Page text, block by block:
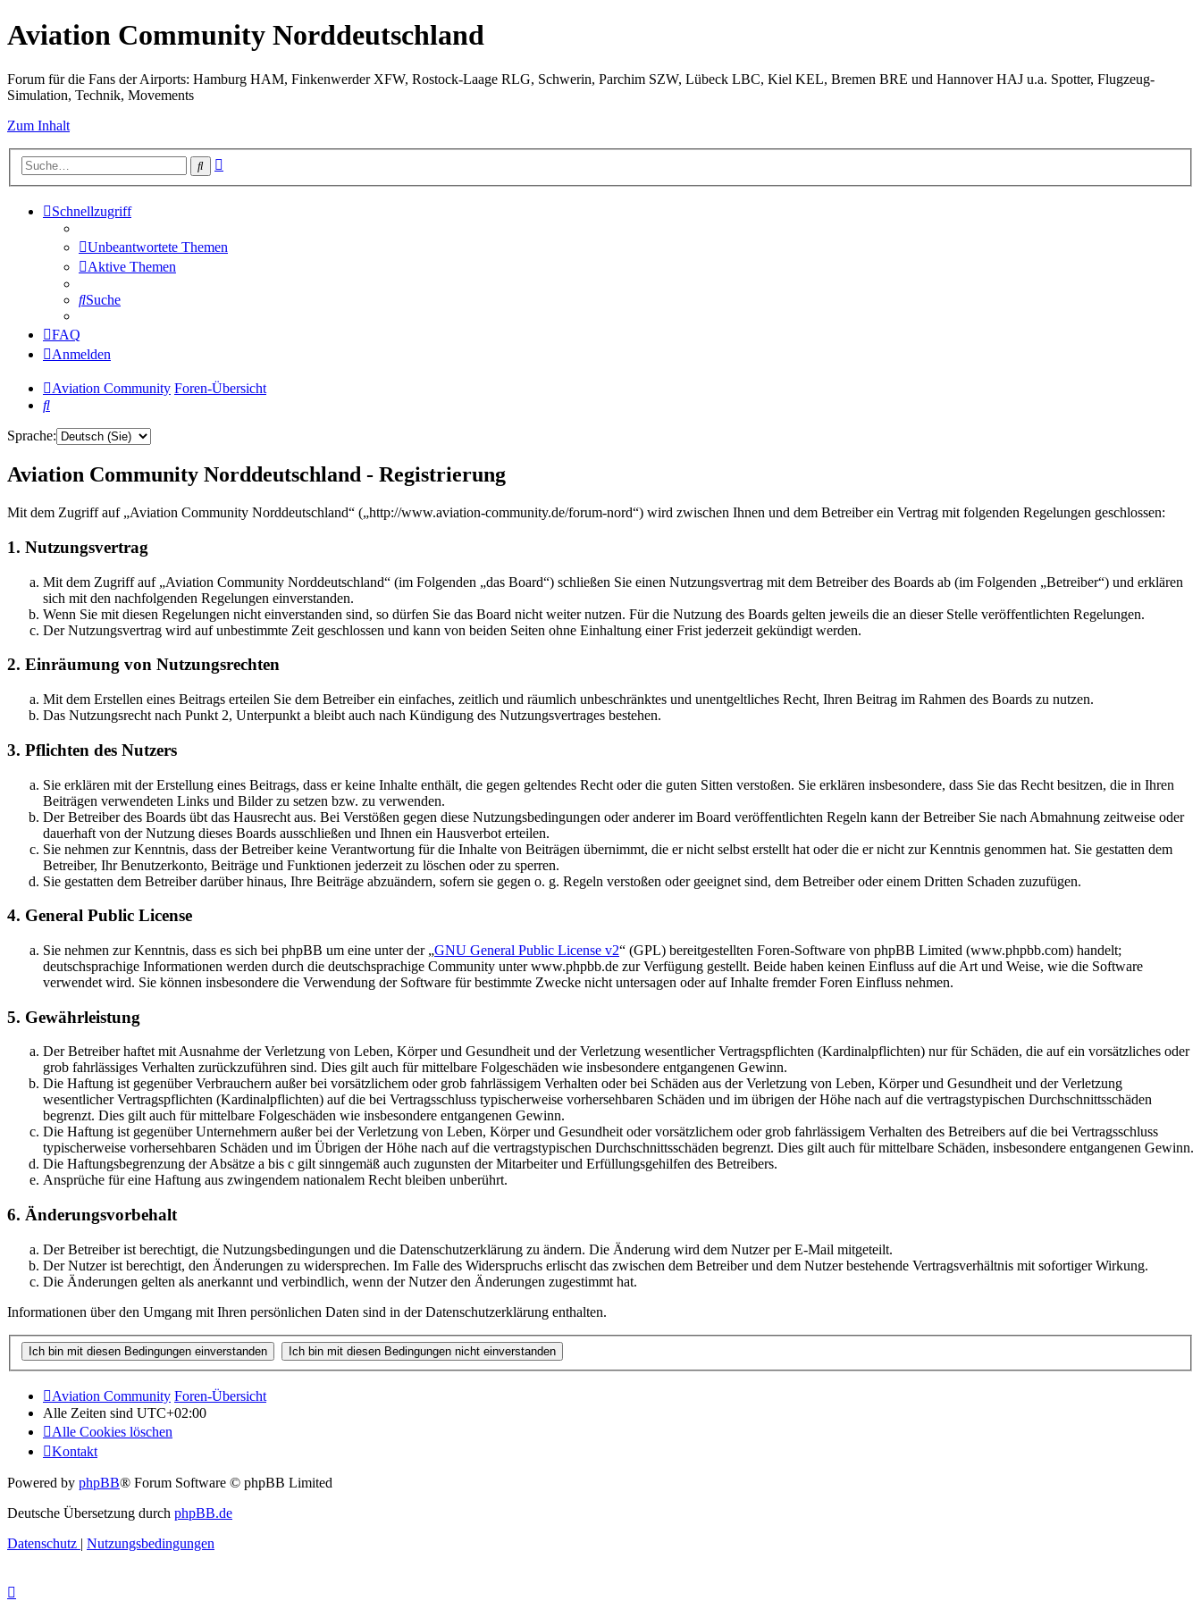
Aviation Community Norddeutschland
Forum für die Fans der Airports: Hamburg HAM, Finkenwerder XFW, Rostock-Laage RLG, Schwerin, Parchim SZW, Lübeck LBC, Kiel KEL, Bremen BRE und Hannover HAJ u.a. Spotter, Flugzeug-
Simulation, Technik, Movements
Zum Inhalt
Suche
Schnellzugriff
Unbeantwortete Themen
Aktive Themen
Suche
FAQ
Anmelden
Aviation Community Foren-Übersicht
Suche
Sprache:
Aviation Community Norddeutschland - Registrierung
Mit dem Zugriff auf „Aviation Community Norddeutschland“ („http://www.aviation-community.de/forum-nord“) wird zwischen Ihnen und dem Betreiber ein Vertrag mit folgenden Regelungen geschlossen:
1. Nutzungsvertrag
Mit dem Zugriff auf „Aviation Community Norddeutschland“ (im Folgenden „das Board“) schließen Sie einen Nutzungsvertrag mit dem Betreiber des Boards ab (im Folgenden „Betreiber“) und erklären
sich mit den nachfolgenden Regelungen einverstanden.
Wenn Sie mit diesen Regelungen nicht einverstanden sind, so dürfen Sie das Board nicht weiter nutzen. Für die Nutzung des Boards gelten jeweils die an dieser Stelle veröffentlichten Regelungen.
Der Nutzungsvertrag wird auf unbestimmte Zeit geschlossen und kann von beiden Seiten ohne Einhaltung einer Frist jederzeit gekündigt werden.
2. Einräumung von Nutzungsrechten
Mit dem Erstellen eines Beitrags erteilen Sie dem Betreiber ein einfaches, zeitlich und räumlich unbeschränktes und unentgeltliches Recht, Ihren Beitrag im Rahmen des Boards zu nutzen.
Das Nutzungsrecht nach Punkt 2, Unterpunkt a bleibt auch nach Kündigung des Nutzungsvertrages bestehen.
3. Pflichten des Nutzers
Sie erklären mit der Erstellung eines Beitrags, dass er keine Inhalte enthält, die gegen geltendes Recht oder die guten Sitten verstoßen. Sie erklären insbesondere, dass Sie das Recht besitzen, die in Ihren
Beiträgen verwendeten Links und Bilder zu setzen bzw. zu verwenden.
Der Betreiber des Boards übt das Hausrecht aus. Bei Verstößen gegen diese Nutzungsbedingungen oder anderer im Board veröffentlichten Regeln kann der Betreiber Sie nach Abmahnung zeitweise oder
dauerhaft von der Nutzung dieses Boards ausschließen und Ihnen ein Hausverbot erteilen.
Sie nehmen zur Kenntnis, dass der Betreiber keine Verantwortung für die Inhalte von Beiträgen übernimmt, die er nicht selbst erstellt hat oder die er nicht zur Kenntnis genommen hat. Sie gestatten dem
Betreiber, Ihr Benutzerkonto, Beiträge und Funktionen jederzeit zu löschen oder zu sperren.
Sie gestatten dem Betreiber darüber hinaus, Ihre Beiträge abzuändern, sofern sie gegen o. g. Regeln verstoßen oder geeignet sind, dem Betreiber oder einem Dritten Schaden zuzufügen.
4. General Public License
Sie nehmen zur Kenntnis, dass es sich bei phpBB um eine unter der „GNU General Public License v2“ (GPL) bereitgestellten Foren-Software von phpBB Limited (www.phpbb.com) handelt;
deutschsprachige Informationen werden durch die deutschsprachige Community unter www.phpbb.de zur Verfügung gestellt. Beide haben keinen Einfluss auf die Art und Weise, wie die Software
verwendet wird. Sie können insbesondere die Verwendung der Software für bestimmte Zwecke nicht untersagen oder auf Inhalte fremder Foren Einfluss nehmen.
5. Gewährleistung
Der Betreiber haftet mit Ausnahme der Verletzung von Leben, Körper und Gesundheit und der Verletzung wesentlicher Vertragspflichten (Kardinalpflichten) nur für Schäden, die auf ein vorsätzliches oder
grob fahrlässiges Verhalten zurückzuführen sind. Dies gilt auch für mittelbare Folgeschäden wie insbesondere entgangenen Gewinn.
Die Haftung ist gegenüber Verbrauchern außer bei vorsätzlichem oder grob fahrlässigem Verhalten oder bei Schäden aus der Verletzung von Leben, Körper und Gesundheit und der Verletzung
wesentlicher Vertragspflichten (Kardinalpflichten) auf die bei Vertragsschluss typischerweise vorhersehbaren Schäden und im übrigen der Höhe nach auf die vertragstypischen Durchschnittsschäden
begrenzt. Dies gilt auch für mittelbare Folgeschäden wie insbesondere entgangenen Gewinn.
Die Haftung ist gegenüber Unternehmern außer bei der Verletzung von Leben, Körper und Gesundheit oder vorsätzlichem oder grob fahrlässigem Verhalten des Betreibers auf die bei Vertragsschluss
typischerweise vorhersehbaren Schäden und im Übrigen der Höhe nach auf die vertragstypischen Durchschnittsschäden begrenzt. Dies gilt auch für mittelbare Schäden, insbesondere entgangenen Gewinn.
Die Haftungsbegrenzung der Absätze a bis c gilt sinngemäß auch zugunsten der Mitarbeiter und Erfüllungsgehilfen des Betreibers.
Ansprüche für eine Haftung aus zwingendem nationalem Recht bleiben unberührt.
6. Änderungsvorbehalt
Der Betreiber ist berechtigt, die Nutzungsbedingungen und die Datenschutzerklärung zu ändern. Die Änderung wird dem Nutzer per E-Mail mitgeteilt.
Der Nutzer ist berechtigt, den Änderungen zu widersprechen. Im Falle des Widerspruchs erlischt das zwischen dem Betreiber und dem Nutzer bestehende Vertragsverhältnis mit sofortiger Wirkung.
Die Änderungen gelten als anerkannt und verbindlich, wenn der Nutzer den Änderungen zugestimmt hat.
Informationen über den Umgang mit Ihren persönlichen Daten sind in der Datenschutzerklärung enthalten.
Aviation Community Foren-Übersicht
Alle Zeiten sind UTC+02:00
Alle Cookies löschen
Kontakt
Powered by phpBB® Forum Software © phpBB Limited
Deutsche Übersetzung durch phpBB.de
Datenschutz | Nutzungsbedingungen